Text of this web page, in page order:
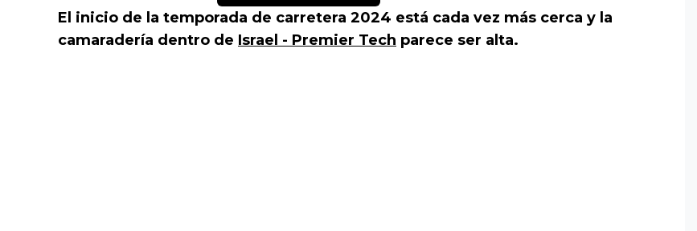
El inicio de la temporada de carretera 2024 está cada vez más cerca y la
camaradería dentro de Israel - Premier Tech parece ser alta.